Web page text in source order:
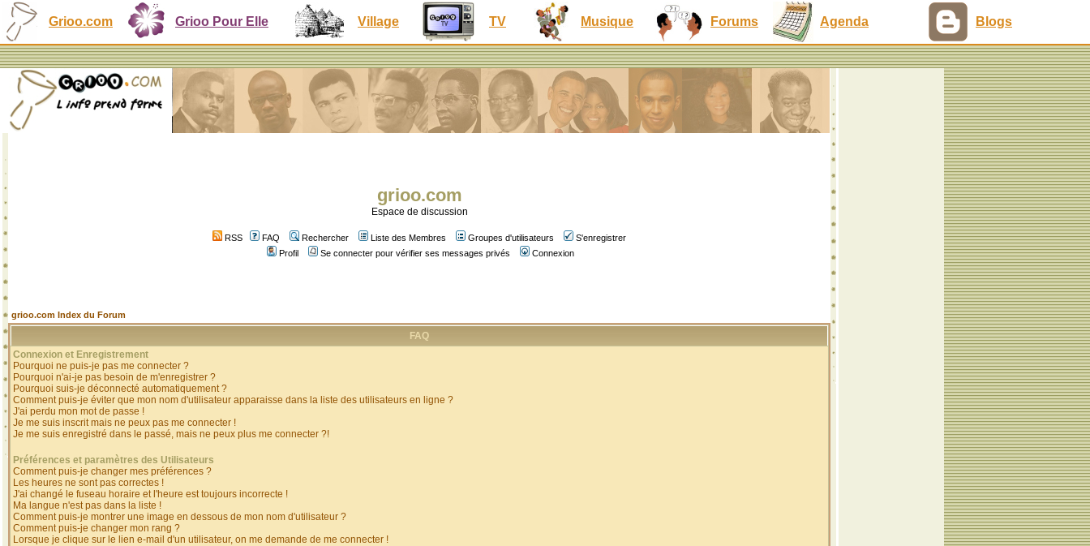
Grioo.com Grioo Pour Elle Village TV Musique Forums Agenda Blogs
grioo.com
Espace de discussion
RSS FAQ Rechercher Liste des Membres Groupes d'utilisateurs
S'enregistrer
Profil
Se connecter pour vérifier ses messages privés Connexion
grioo.com Index du Forum
FAQ
Connexion et Enregistrement
Pourquoi ne puis-je pas me connecter ?
Pourquoi n'ai-je pas besoin de m'enregistrer ?
Pourquoi suis-je déconnecté automatiquement ?
Comment puis-je éviter que mon nom d'utilisateur apparaisse dans la liste des utilisateurs en ligne ?
J'ai perdu mon mot de passe !
Je me suis inscrit mais ne peux pas me connecter !
Je me suis enregistré dans le passé, mais ne peux plus me connecter ?!
Préférences et paramètres des Utilisateurs
Comment puis-je changer mes préférences ?
Les heures ne sont pas correctes !
J'ai changé le fuseau horaire et l'heure est toujours incorrecte !
Ma langue n'est pas dans la liste !
Comment puis-je montrer une image en dessous de mon nom d'utilisateur ?
Comment puis-je changer mon rang ?
Lorsque je clique sur le lien e-mail d'un utilisateur, on me demande de me connecter !